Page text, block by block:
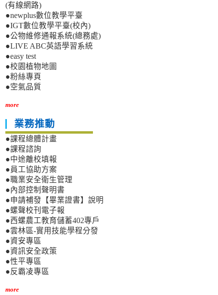
(有線網路)
●newplus數位教學平臺
●IGT數位教學平臺(校內)
●公物維修通報系統(總務處)
●LIVE ABC英語學習系統
●easy test
●校園植物地圖
●粉絲專頁
●空氣品質
more
業務推動
●課程總體計畫
●課程諮詢
●中途離校填報
●員工協助方案
●職業安全衛生管理
●內部控制聲明書
●申請補發【畢業證書】說明
●螺聲校刊電子報
●西螺農工教育儲蓄402專戶
●雲林區-實用技能學程分發
●資安專區
●資訊安全政策
●性平專區
●反霸凌專區
more